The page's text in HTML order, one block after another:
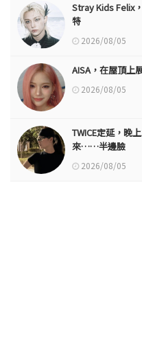
Stray Kids
特
2026/08/05
AISA，在屋頂上
2026/08/05
TWICE定延，晚
來……半邊臉
2026/08/05